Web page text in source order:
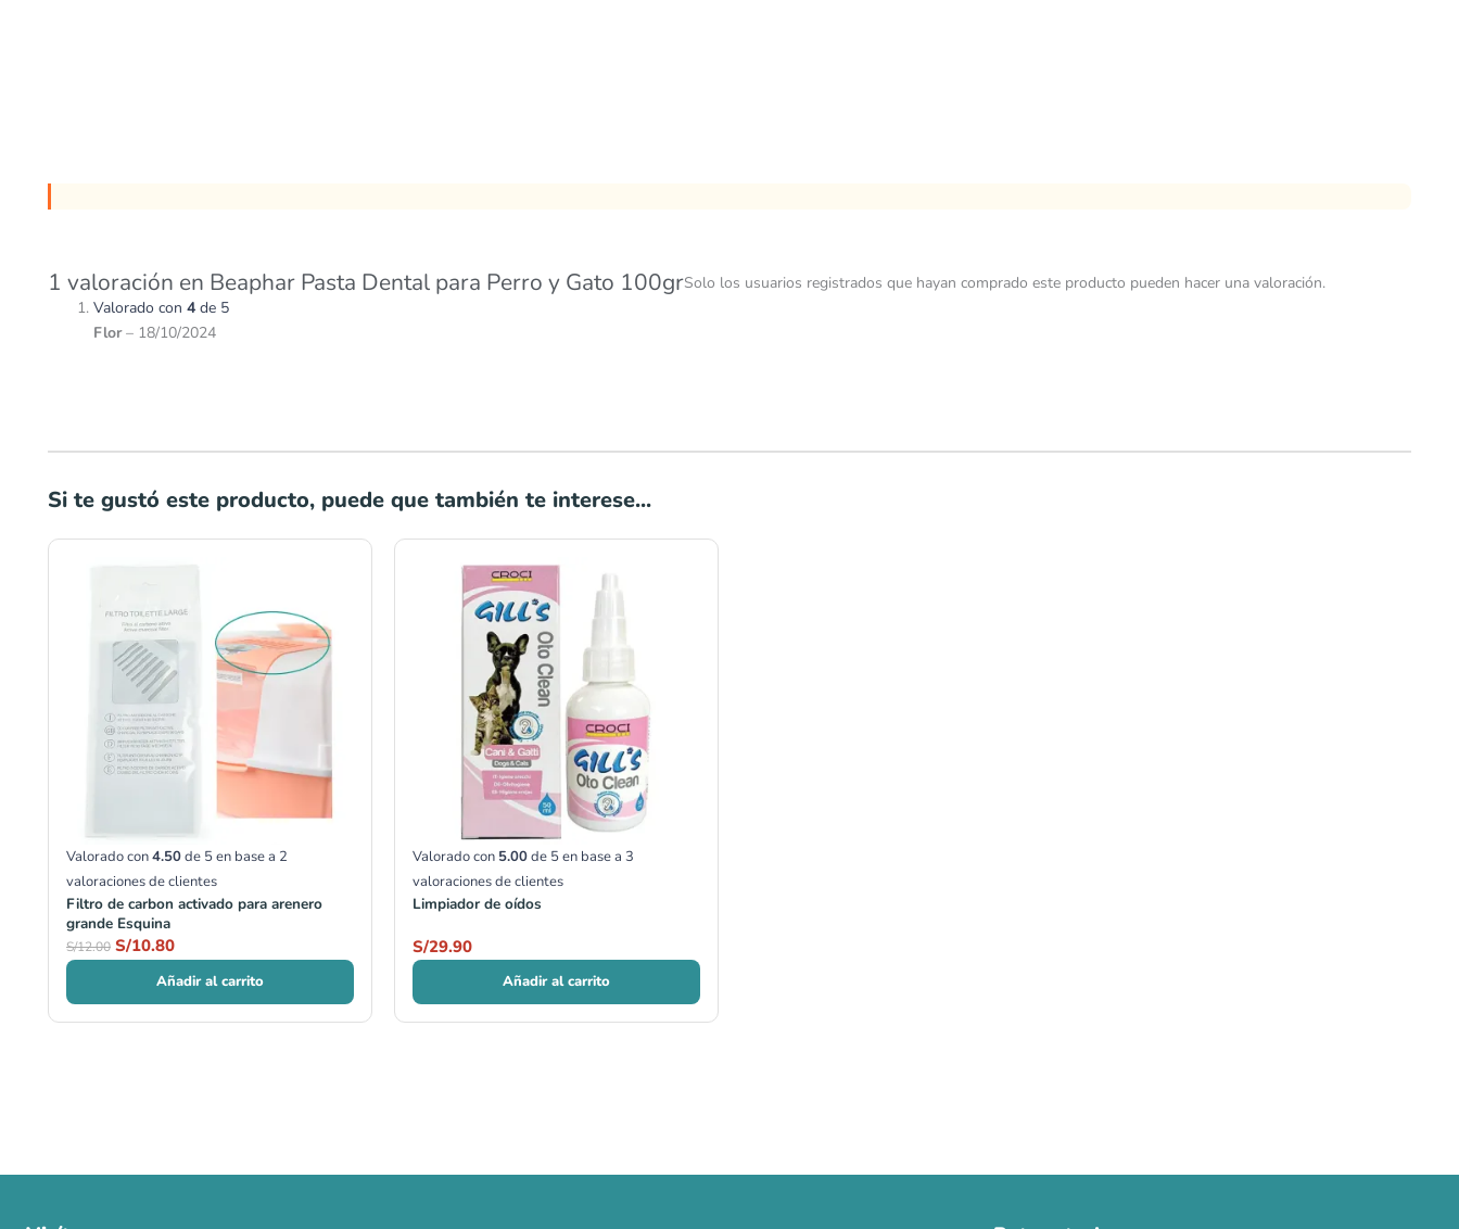
1 valoración en Beaphar Pasta Dental para Perro y Gato 100gr
Valorado con 4 de 5
Flor– 18/10/2024
Solo los usuarios registrados que hayan comprado este producto pueden hacer una valoración.
Si te gustó este producto, puede que también te interese...
Valorado con4.50de 5 en base a 2
valoraciones de clientes
Filtro de carbon activado para arenero
grande Esquina
S/12.00 S/10.80
Añadir al carrito
Valorado con 5.00de 5 en base a 3
valoraciones de clientes
Limpiador de oídos
S/29.90
Añadir al carrito